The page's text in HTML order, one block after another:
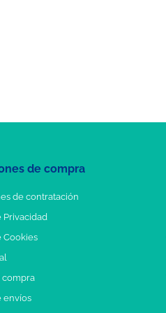
de compra
de contratación
Privacidad
Cookies
compra
envíos